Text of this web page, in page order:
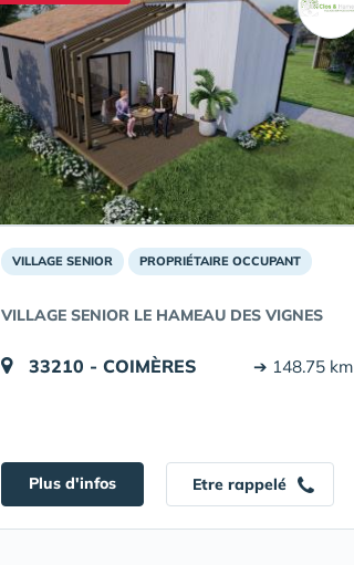
VILLAGE SENIOR PROPRIÉTAIRE OCCUPANT
VILLAGE SENIOR LE HAMEAU DES VIGNES
33210 - COIMÈRES ➔ 148.75 km
Plus d'infos Etre rappelé